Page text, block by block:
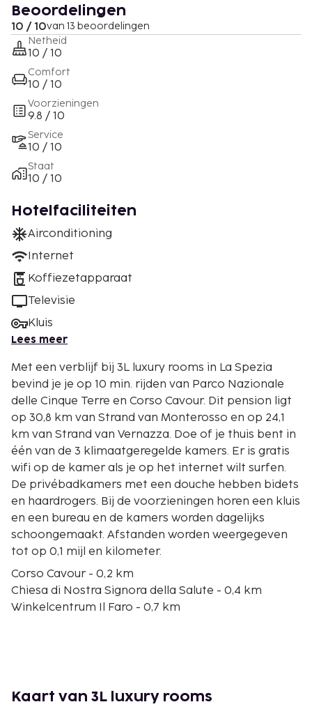
Beoordelingen
10 / 10van 13 beoordelingen
Netheid
10 / 10
Comfort
10 / 10
Voorzieningen
9.8 / 10
Service
10 / 10
Staat
10 / 10
Hotelfaciliteiten
Airconditioning
Internet
Koffiezetapparaat
Televisie
Kluis
Lees meer
Met een verblijf bij 3L luxury rooms in La Spezia
bevind je je op 10 min. rijden van Parco Nazionale
delle Cinque Terre en Corso Cavour. Dit pension ligt
op 30,8 km van Strand van Monterosso en op 24,1
km van Strand van Vernazza. Doe of je thuis bent in
één van de 3 klimaatgeregelde kamers. Er is gratis
wifi op de kamer als je op het internet wilt surfen.
De privébadkamers met een douche hebben bidets
en haardrogers. Bij de voorzieningen horen een kluis
en een bureau en de kamers worden dagelijks
schoongemaakt. Afstanden worden weergegeven
tot op 0,1 mijl en kilometer.
Corso Cavour - 0,2 km
Chiesa di Nostra Signora della Salute - 0,4 km
Winkelcentrum Il Faro - 0,7 km
Museo Civico Etnografico Giovanni Podenzana - 1,1
Kaart van 3L luxury rooms